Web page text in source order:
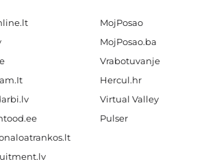
MojPosao
MojPosao.ba
Vrabotuvanje
Hercul.hr
Virtual Valley
Pulser